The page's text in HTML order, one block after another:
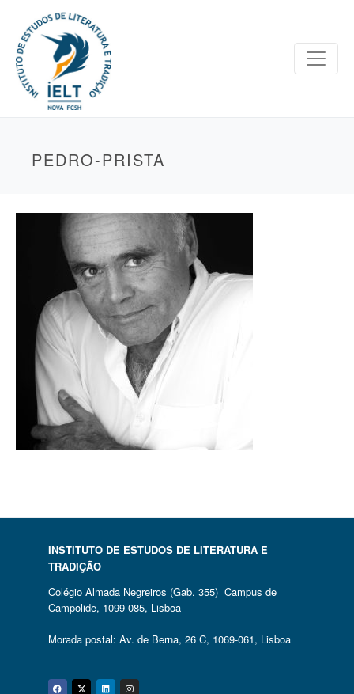
PEDRO-PRISTA
INSTITUTO DE ESTUDOS DE LITERATURA E
TRADIÇÃO
Colégio Almada Negreiros (Gab. 355) Campus de
Campolide, 1099-085, Lisboa
Morada postal: Av. de Berna, 26 C, 1069-061, Lisboa